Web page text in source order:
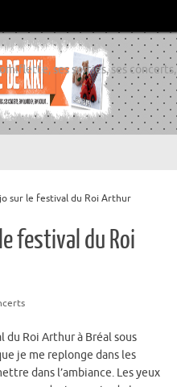
ses sorties, ses concerts,
sur le festival du Roi Arthur
festival du Roi
Roi Arthur à Bréal sous
je me replonge dans les
dans l’ambiance. Les yeux